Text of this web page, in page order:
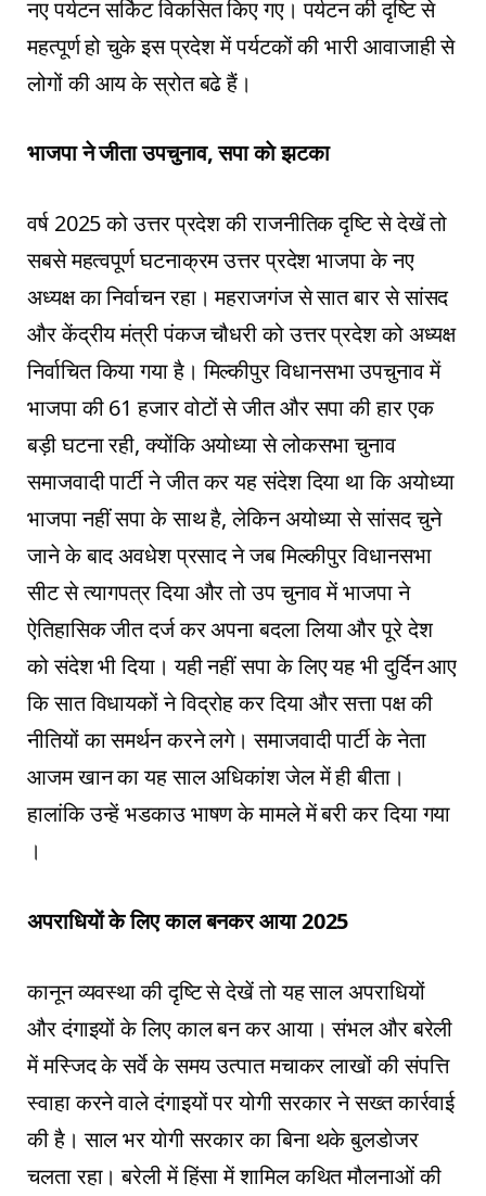
नए पर्यटन सर्किट विकसित किए गए। पर्यटन की दृष्टि से
महत्पूर्ण हो चुके इस प्रदेश में पर्यटकों की भारी आवाजाही से
लोगों की आय के स्रोत बढे हैं।
भाजपा ने जीता उपचुनाव, सपा काे झटका
वर्ष 2025 को उत्तर प्रदेश की राजनीतिक दृष्टि से देखें तो
सबसे महत्वपूर्ण घटनाक्रम उत्तर प्रदेश भाजपा के नए
अध्यक्ष का निर्वाचन रहा। महराजगंज से सात बार से सांसद
और केंद्रीय मंत्री पंकज चौधरी को उत्तर प्रदेश को अध्यक्ष
निर्वाचित किया गया है। मिल्कीपुर विधानसभा उपचुनाव में
भाजपा की 61 हजार वोटों से जीत और सपा की हार एक
बड़ी घटना रही, क्योंकि अयोध्या से लोकसभा चुनाव
समाजवादी पार्टी ने जीत कर यह संदेश दिया था कि अयोध्या
भाजपा नहीं सपा के साथ है, लेकिन अयोध्या से सांसद चुने
जाने के बाद अवधेश प्रसाद ने जब मिल्कीपुर विधानसभा
सीट से त्यागपत्र दिया और तो उप चुनाव में भाजपा ने
ऐतिहासिक जीत दर्ज कर अपना बदला लिया और पूरे देश
को संदेश भी दिया। यही नहीं सपा के लिए यह भी दुर्दिन आए
कि सात विधायकों ने विद्रोह कर दिया और सत्ता पक्ष की
नीतियों का समर्थन करने लगे। समाजवादी पार्टी के नेता
आजम खान का यह साल अधिकांश जेल में ही बीता।
हालांकि उन्हें भडकाउ भाषण के मामले में बरी कर दिया गया
।
अपराधियाें के लिए काल बनकर आया 2025
कानून व्यवस्था की दृष्टि से देखें तो यह साल अपराधियों
और दंगाइयों के लिए काल बन कर आया। संभल और बरेली
में मस्जिद के सर्वे के समय उत्पात मचाकर लाखों की संपत्ति
स्वाहा करने वाले दंगाइयों पर योगी सरकार ने सख्त कार्रवाई
की है। साल भर याेगी सरकार का बिना थके बुलडाेजर
चलता रहा। बरेली में हिंसा में शामिल कथित मौलनाओं की